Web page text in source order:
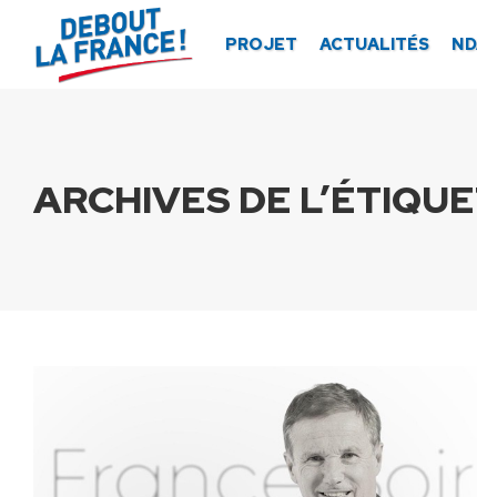
PROJET ACTUALITÉS
ARCHIVES DE
Panneau de gestion des cookies